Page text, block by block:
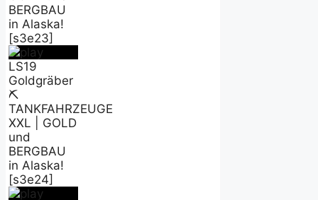
BERGBAU
in Alaska!
[s3e23]
LS19
Goldgräber
⛏️
TANKFAHRZEUGE
XXL | GOLD
und
BERGBAU
in Alaska!
[s3e24]